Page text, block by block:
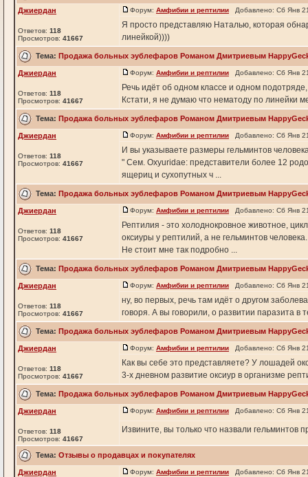
Джиердан
Ответов: 118
Просмотров: 41667
Форум: Амфибии и рептилии Добавлено: Сб Янв
Я просто представляю Наталью, которая
линейкой))))
Тема: Продажа больных эублефаров Романом Дмитриевым
Джиердан
Ответов: 118
Просмотров: 41667
Форум: Амфибии и рептилии Добавлено: Сб Янв
Речь идёт об одном классе и одном
Кстати, я не думаю что нематоду по линейки
Тема: Продажа больных эублефаров Романом Дмитриевым
Джиердан
Ответов: 118
Просмотров: 41667
Форум: Амфибии и рептилии Добавлено: Сб Янв
И вы указываете размеры гельминтов
" Сем. Oxyuridae: представители более 12
ящериц и сухопутных ч ...
Тема: Продажа больных эублефаров Романом Дмитриевым
Джиердан
Ответов: 118
Просмотров: 41667
Форум: Амфибии и рептилии Добавлено: Сб Янв
Рептилия - это холоднокровное животное,
оксиуры у рептилий, а не гельминтов человека.
Не стоит мне так подробно ...
Тема: Продажа больных эублефаров Романом Дмитриевым
Джиердан
Ответов: 118
Просмотров: 41667
Форум: Амфибии и рептилии Добавлено: Сб Янв
ну, во первых, речь там идёт о другом
говоря. А вы говорили, о развитии паразита в
Тема: Продажа больных эублефаров Романом Дмитриевым
Джиердан
Ответов: 118
Просмотров: 41667
Форум: Амфибии и рептилии Добавлено: Сб Янв
Как вы себе это представляете? У лошадей
3-х дневном развитие оксиур в организме
Тема: Продажа больных эублефаров Романом Дмитриевым
Джиердан
Ответов: 118
Просмотров: 41667
Форум: Амфибии и рептилии Добавлено: Сб Янв
Извините, вы только что назвали гельминтов
Тема: Отзывы о продавцах и покупателях
Джиердан Форум: Амфибии и рептилии Добавлено: Сб Янв